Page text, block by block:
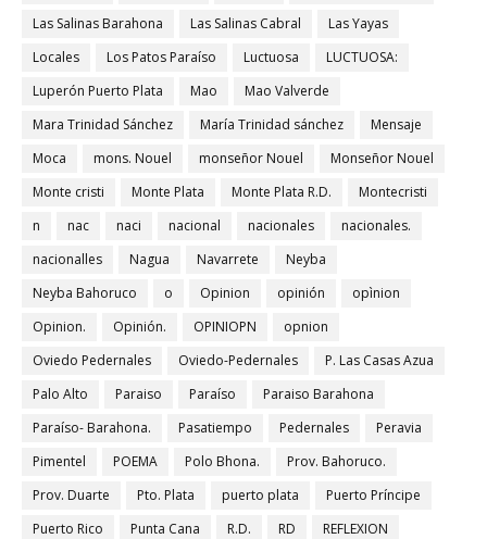
Las Salinas Barahona
Las Salinas Cabral
Las Yayas
Locales
Los Patos Paraíso Luctuosa
LUCTUOSA:
Luperón Puerto Plata
Mao
Mao Valverde
Mara Trinidad Sánchez
María Trinidad sánchez
Mensaje
Moca
mons. Nouel monseñor Nouel
Monseñor Nouel
Monte cristi
Monte Plata Monte Plata R.D.
Montecristi
n
nac naci nacional nacionales
nacionales.
nacionalles
Nagua Navarrete
Neyba
Neyba Bahoruco
o Opinion opinión
opìnion
Opinion.
Opinión. OPINIOPN
opnion
Oviedo Pedernales
Oviedo-Pedernales
P. Las Casas Azua
Palo Alto
Paraiso Paraíso
Paraiso Barahona
Paraíso- Barahona.
Pasatiempo Pedernales
Peravia
Pimentel
POEMA Polo Bhona.
Prov. Bahoruco.
Prov. Duarte
Pto. Plata puerto plata
Puerto Príncipe
Puerto Rico
Punta Cana R.D. RD
REFLEXION